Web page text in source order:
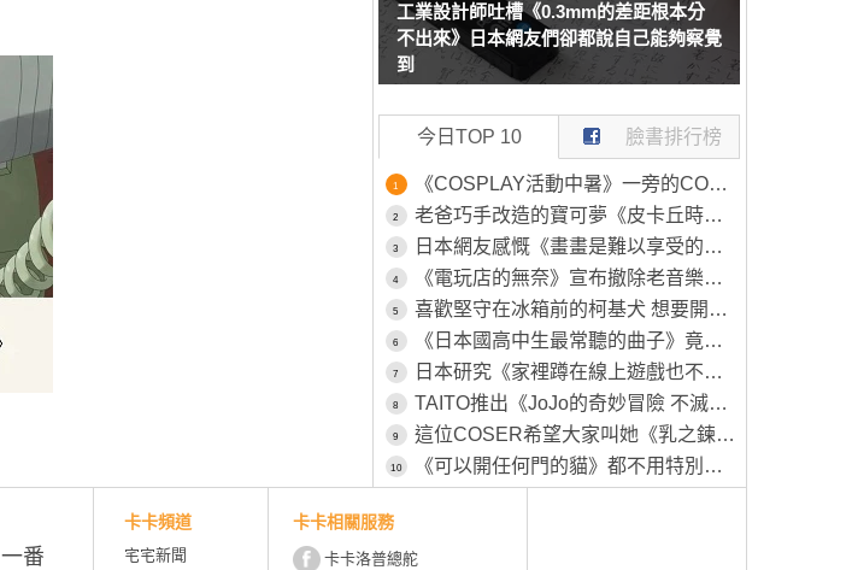
工業設計師吐槽《0.3mm的差距根本分
不出來》日本網友們卻都說自己能夠察覺
到
今日TOP 10 臉書排行榜
1 《COSPLAY活動中暑》一旁的COSER見狀幫忙叫救護車 卻被工作人員嫌棄了
2 老爸巧手改造的寶可夢《皮卡丘時鐘》原本的模樣被女兒嫌棄不可愛，所以特別為其特別製作一番
3 日本網友感慨《畫畫是難以享受的興趣》畫得不好就永遠得不到樂趣了？
4 《電玩店的無奈》宣布撤除老音樂遊戲機台 平常沒人玩這時候卻又高喊不要撤
5 喜歡堅守在冰箱前的柯基犬 想要開冰箱拿個東西還得挪開...然後在放回去XD
6 《日本國高中生最常聽的曲子》竟然是26年前的色情塗鴉 該怎麼解讀這種現象呢？
7 日本研究《家裡蹲在線上遊戲也不會社交》越玩越沒辦法回歸社會？
8 TAITO推出《JoJo的奇妙冒險 不滅鑽石》新周邊「穿心攻擊」將於八月下旬正式推出
9 這位COSER希望大家叫她《乳之鍊金術師》自認調整乳量的努力不輸任何人
10 《可以開任何門的貓》都不用特別開小洞給牠，整個家貓貓進出完全自由
一番
卡卡頻道
宅宅新聞
卡卡相關服務
卡卡洛普總舵